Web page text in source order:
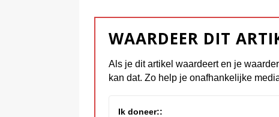
WAARDEER DIT
Als je dit artikel waardeert en je
kan dat. Zo help je onafhankelijke
Ik doneer::